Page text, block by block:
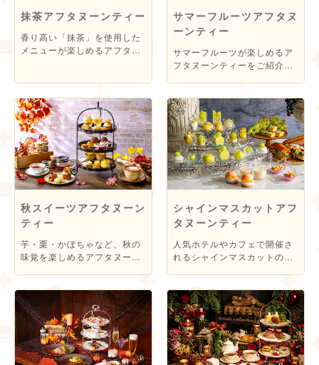
抹茶アフタヌーンティー
香り高い「抹茶」を使用した
メニューが楽しめるアフタヌ
サマーフルーツアフタヌ
ーンティー
サマーフルーツが楽しめるア
フタヌーンティーをご紹介！
に使用したスイーツを堪能し
てみては♪
秋スイーツアフタヌーン
ティー
芋・栗・かぼちゃなど、秋の
味覚を楽しめるアフタヌーン
シャインマスカットアフ
タヌーンティー
人気ホテルやカフェで開催さ
れるシャインマスカットのア
が特徴のシャインマスカット
をたっぷり使ったメニューを
堪能してみては！